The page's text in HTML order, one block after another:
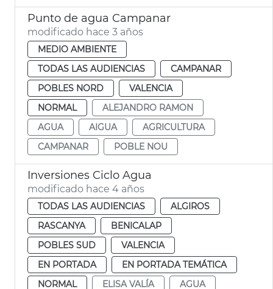
Punto de agua Campanar
modificado hace 3 años
MEDIO AMBIENTE
TODAS LAS AUDIENCIAS
CAMPANAR
POBLES NORD
VALENCIA
NORMAL
ALEJANDRO RAMON
AGUA
AIGUA
AGRICULTURA
CAMPANAR
POBLE NOU
Inversiones Ciclo Agua
modificado hace 4 años
TODAS LAS AUDIENCIAS
ALGIROS
RASCANYA
BENICALAP
POBLES SUD
VALENCIA
EN PORTADA
EN PORTADA TEMÁTICA
NORMAL
ELISA VALÍA
AGUA